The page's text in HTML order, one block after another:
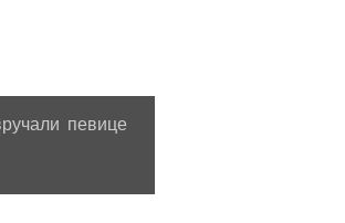
певице